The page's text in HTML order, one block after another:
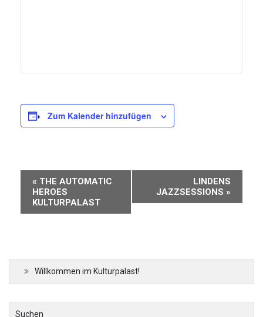
Zum Kalender hinzufügen
Veranstaltung-
Navigation
« THE AUTOMATIC
HEROES
KULTURPALAST
LINDENS
JAZZSESSIONS »
Willkommen im Kulturpalast!
Suchen